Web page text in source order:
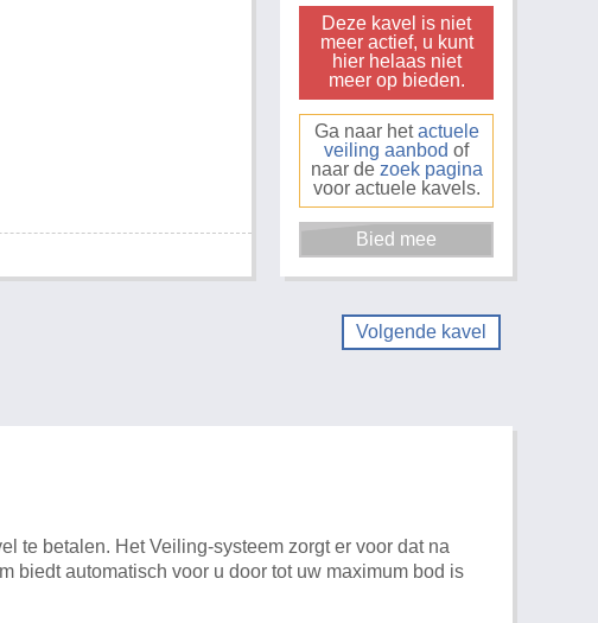
Deze kavel is niet
meer actief, u kunt
hier helaas niet
meer op bieden.
Ga naar hetactuele
veiling aanbod of
naar de zoek pagina
voor actuele kavels.
Volgende kavel
te betalen. Het Veiling-systeem zorgt er voor dat na
biedt automatisch voor u door tot uw maximum bod is